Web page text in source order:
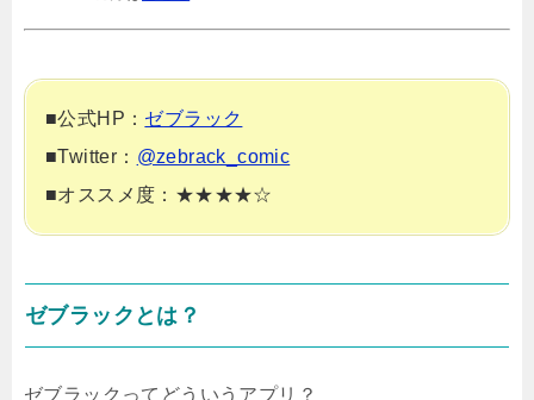
■公式HP： ゼブラック
■Twitter： @zebrack_comic
■オススメ度：★★★★☆
ゼブラックとは？
ゼブラックってどういうアプリ？